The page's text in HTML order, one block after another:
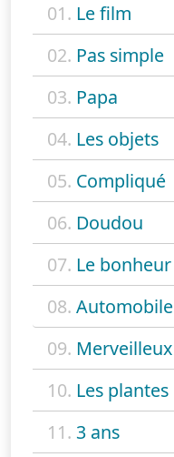
01. Le film
02. Pas simple
03. Papa
04. Les objets
05. Compliqué
06. Doudou
07. Le bonheur
08. Automobile
09. Merveilleux
10. Les plantes
11. 3 ans